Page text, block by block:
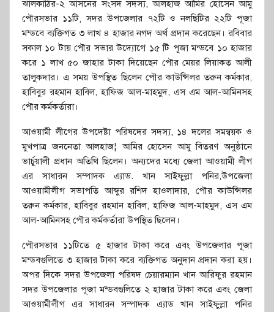
ঝালকাঠির-২ আসনের সংসদ সদস্য, আলহাজ আমির হোসেন আমু
পৌরসভার ১১টি, সদর উপজেলার ৭২টি ও নলছিটির ২২টি পূজা
মন্ডবে ব্যক্তিগত ৩ লাখ ৪ হাজার নগদ অর্থ প্রদান করেছেন। রবিবার
সকাল ১০ টায় পৌর সভার উদ্যোগে ১৫ টি পূজা মন্ডবে ১০ হাজার
করে ১ লাখ ৫০ জাহার টাকা দিয়েছেন পৌর মেয়র লিয়াকত আলী
তালুকদার। এ সময় উপস্থিত ছিলেন পৌর কাউন্সিলর তরুন কর্মকার,
হাবিবুর রহমান হাবিল, হাফিজ আল-মাহমুদ, এস এম আল-আমিনসহ
পৌর কর্মকর্তারা।
আওয়ামী লীগের উপদেষ্টা পরিষদের সদস্য, ১৪ দলের সমন্বয়ক ও
মুখপাত্র জননেতা আলহাজ¦ আমির হোসেন আমু বিতরণ অনুষ্ঠানে
ভার্চুয়ালী প্রধান অতিথি ছিলেন। অন্যদের মধ্যে জেলা আওয়ামী লীগ
এর সাধারন সম্পাদক এ্যাড. খান সাইফুল্লা পনির,উপজেলা
আওয়ামীলীগ সভাপতি আব্দুর রশিদ হাওলাদার, পৌর কাউন্সিলর
তরুন কর্মকার, হাবিবুর রহমান হাবিল, হাফিজ আল-মাহমুদ, এস এম
আল-আমিনসহ পৌর কর্মকর্তারা উপস্থিত ছিলেন।
পৌরসভার ১১টিতে ৫ হাজার টাকা করে এবং উপজেলার পূজা
মন্ডবগুলিতে ৩ হাজার টাকা করে ব্যক্তিগত অনুদান প্রদান করা হয়।
অপর দিকে সদর উপজেলা পরিষদ চেয়ারম্যান খান আরিফুর রহমান
সদর উপজেলার পূজা মন্ডবগুলিতে ২ হাজার টাকা করে এবং জেলা
আওয়ামীলীগ এর সাধারন সম্পাদক এ্যাড খান সাইফুল্লা পনির